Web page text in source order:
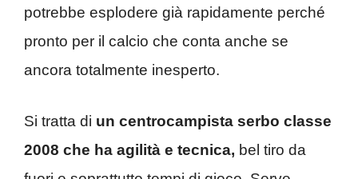
potrebbe esplodere già rapidamente perché
pronto per il calcio che conta anche se
ancora totalmente inesperto.
Si tratta di un centrocampista serbo classe
2008 che ha agilità e tecnica, bel tiro da